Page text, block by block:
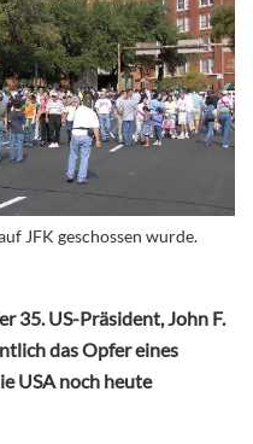
JFK geschossen wurde.
35. US-Präsident, John F.
das Opfer eines
USA noch heute